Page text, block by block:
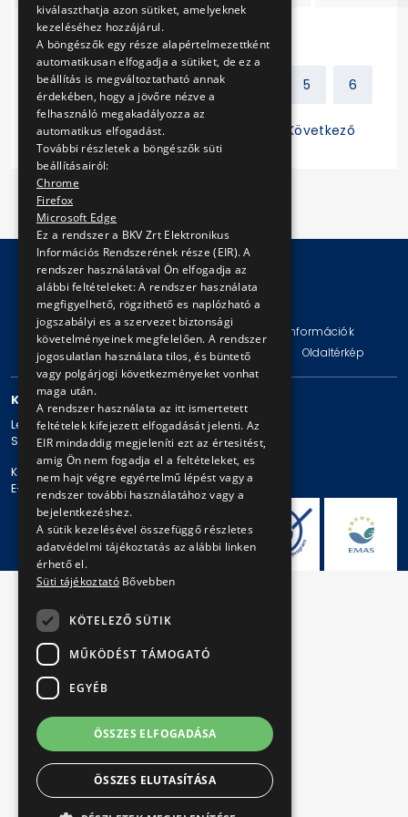
Előző 1 2 3 5 6
7 8 9 Következő
© Copyright 2026 BKV Zrt.
Impresszum Jogi nyilatkozat
Technikai információk
Adatvédelmi politika és tájékoztatások
Oldaltérkép
KAPCSOLAT
Levelezési cím: 1980 Budapest, Pf. 11.
Székhely: 1980 Budapest, Akácfa u. 15.
Központi telefonszám: + 36 1 461-65-00
E-mail cím: bkv@bkv.hu
kiválaszthatja azon sütiket, amelyeknek
kezeléséhez hozzájárul.
A böngészők egy része alapértelmezettként
automatikusan elfogadja a sütiket, de ez a
beállítás is megváltoztatható annak
érdekében, hogy a jövőre nézve a
felhasználó megakadályozza az
automatikus elfogadást.
További részletek a böngészők süti
beállításairól:
Chrome
Firefox
Microsoft Edge
Ez a rendszer a BKV Zrt Elektronikus
Információs Rendszerének része (EIR). A
rendszer használatával Ön elfogadja az
alábbi feltételeket: A rendszer használata
megfigyelhető, rögzithető es naplózható a
jogszabályi es a szervezet biztonsági
követelményeinek megfelelően. A rendszer
jogosulatlan használata tilos, és büntető
vagy polgárjogi következményeket vonhat
maga után.
A rendszer használata az itt ismertetett
feltételek kifejezett elfogadását jelenti. Az
EIR mindaddig megjeleníti ezt az értesitést,
amig Ön nem fogadja el a feltételeket, es
nem hajt végre egyértelmű lépést vagy a
rendszer további használatához vagy a
bejelentkezéshez.
A sütik kezelésével összefüggő részletes
adatvédelmi tájékoztatás az alábbi linken
érhető el.
Süti tájékoztató Bővebben
KÖTELEZŐ SÜTIK
MŰKÖDÉST TÁMOGATÓ
EGYÉB
ÖSSZES ELFOGADÁSA
ÖSSZES ELUTASÍTÁSA